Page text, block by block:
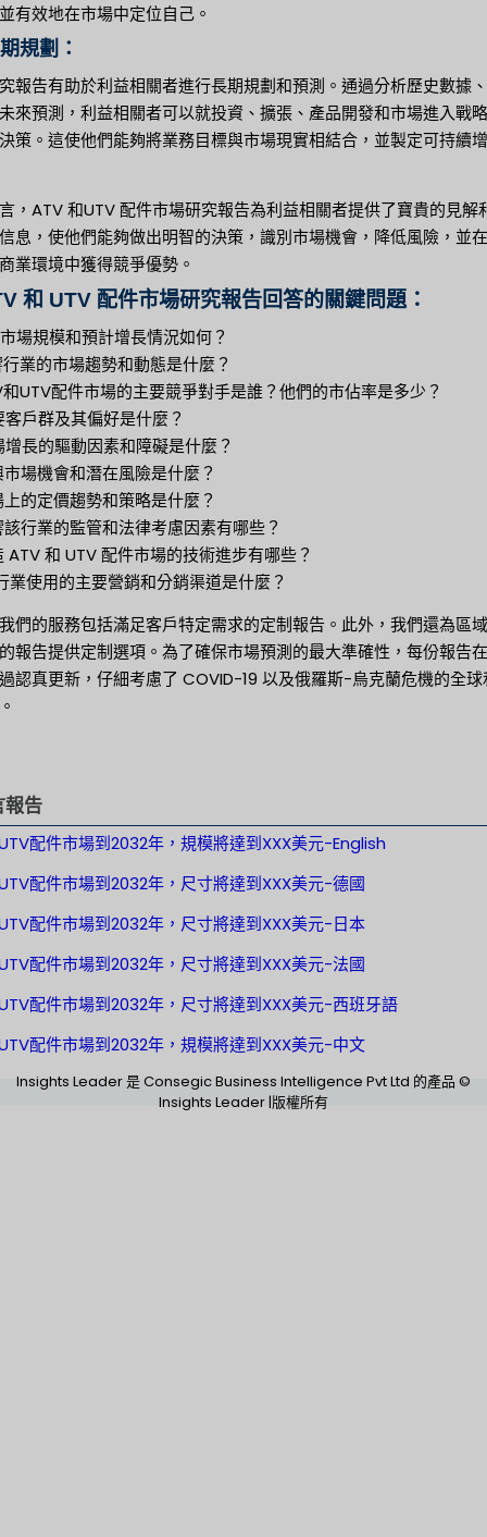
有效地在市場中定位自己。
規劃：
報告有助於利益相關者進行長期規劃和預測。通過分析歷史數據
來預測，利益相關者可以就投資、擴張、產品開發和市場進入戰
策。這使他們能夠將業務目標與市場現實相結合，並製定可持續
，ATV 和UTV 配件市場研究報告為利益相關者提供了寶貴的見解
息，使他們能夠做出明智的決策，識別市場機會，降低風險，並
業環境中獲得競爭優勢。
和 UTV 配件市場研究報告回答的關鍵問題：
場規模和預計增長情況如何？
業的市場趨勢和動態是什麼？
UTV配件市場的主要競爭對手是誰？他們的市佔率是多少？
戶群及其偏好是什麼？
長的驅動因素和障礙是什麼？
場機會和潛在風險是什麼？
的定價趨勢和策略是什麼？
行業的監管和法律考慮因素有哪些？
ATV 和 UTV 配件市場的技術進步有哪些？
業使用的主要營銷和分銷渠道是什麼？
們的服務包括滿足客戶特定需求的定制報告。此外，我們還為區
報告提供定制選項。為了確保市場預測的最大準確性，每份報告
認真更新，仔細考慮了 COVID-19 以及俄羅斯-烏克蘭危機的全球
報告
配件市場到2032年，規模將達到XXX美元-English
配件市場到2032年，尺寸將達到XXX美元-德國
配件市場到2032年，尺寸將達到XXX美元-日本
配件市場到2032年，尺寸將達到XXX美元-法國
配件市場到2032年，尺寸將達到XXX美元-西班牙語
配件市場到2032年，規模將達到XXX美元-中文
Insights Leader 是 Consegic Business Intelligence Pvt Ltd 的產品 ©
Insights Leader |版權所有